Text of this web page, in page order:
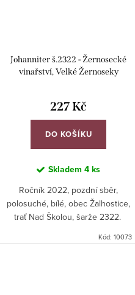
Johanniter š.2322 - Žernosecké
vinařství, Velké Žernoseky
227 Kč
DO KOŠÍKU
Skladem 4 ks
Ročník 2022, pozdní sběr,
polosuché, bílé, obec Žalhostice,
trať Nad Školou, šarže 2322.
Kód: 10073